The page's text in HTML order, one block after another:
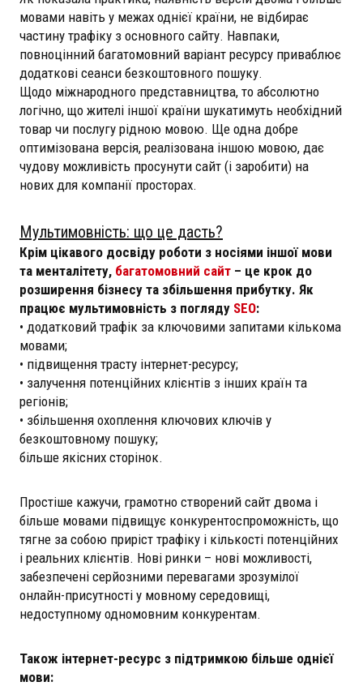
мовами навіть у межах однієї країни, не відбирає
частину трафіку з основного сайту. Навпаки,
повноцінний багатомовний варіант ресурсу приваблює
додаткові сеанси безкоштовного пошуку.
Щодо міжнародного представництва, то абсолютно
логічно, що жителі іншої країни шукатимуть необхідний
товар чи послугу рідною мовою. Ще одна добре
оптимізована версія, реалізована іншою мовою, дає
чудову можливість просунути сайт (і заробити) на
нових для компанії просторах.
Мультимовність: що це дасть?
Крім цікавого досвіду роботи з носіями іншої мови
та менталітету, багатомовний сайт – це крок до
розширення бізнесу та збільшення прибутку. Як
працює мультимовність з погляду SEO:
• додатковий трафік за ключовими запитами кількома
мовами;
• підвищення трасту інтернет-ресурсу;
• залучення потенційних клієнтів з інших країн та
регіонів;
• збільшення охоплення ключових ключів у
безкоштовному пошуку;
більше якісних сторінок.
Простіше кажучи, грамотно створений сайт двома і
більше мовами підвищує конкурентоспроможність, що
тягне за собою приріст трафіку і кількості потенційних
і реальних клієнтів. Нові ринки – нові можливості,
забезпечені серйозними перевагами зрозумілої
онлайн-присутності у мовному середовищі,
недоступному одномовним конкурентам.
Також інтернет-ресурс з підтримкою більше однієї
мови: